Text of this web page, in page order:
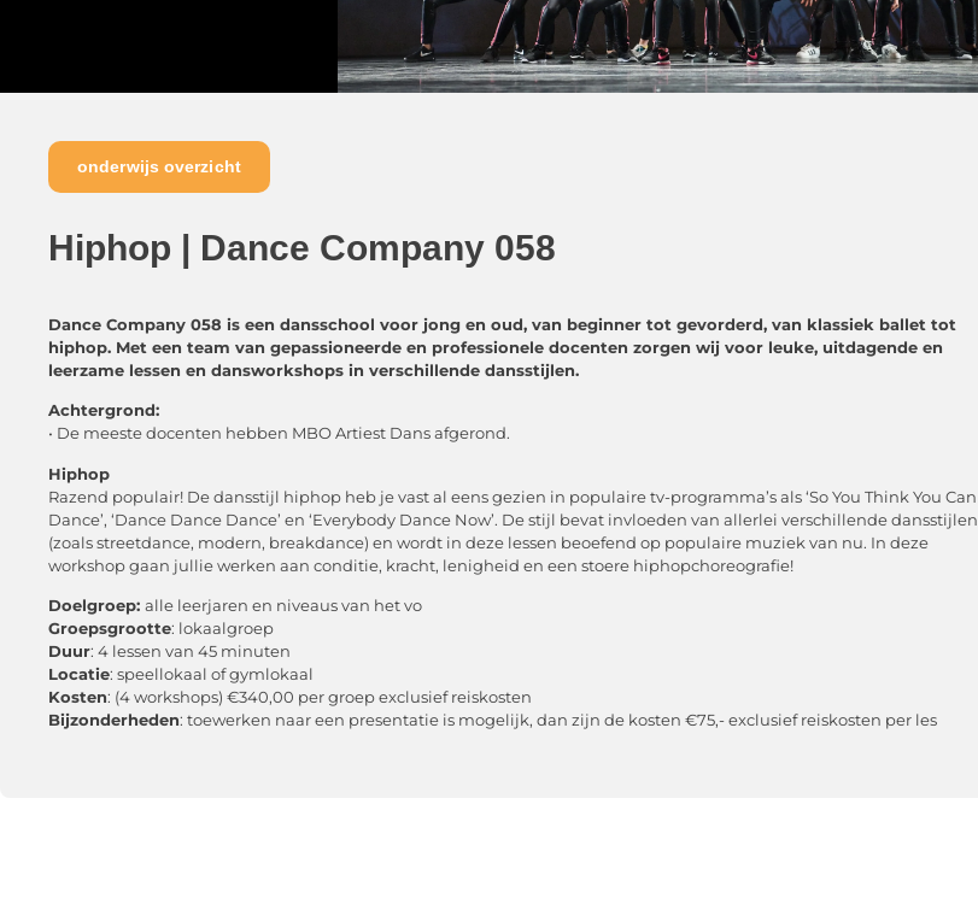
onderwijs overzicht
Hiphop | Dance Company 058
Dance Company 058 is een dansschool voor jong en oud, van beginner tot gevorderd, van klassiek ballet tot
hiphop. Met een team van gepassioneerde en professionele docenten zorgen wij voor leuke, uitdagende en
leerzame lessen en dansworkshops in verschillende dansstijlen.
Achtergrond:
• De meeste docenten hebben MBO Artiest Dans afgerond.
Hiphop
Razend populair! De dansstijl hiphop heb je vast al eens gezien in populaire tv-programma’s als ‘So You Think You Can
Dance’, ‘Dance Dance Dance’ en ‘Everybody Dance Now’. De stijl bevat invloeden van allerlei verschillende dansstijlen
(zoals streetdance, modern, breakdance) en wordt in deze lessen beoefend op populaire muziek van nu. In deze
workshop gaan jullie werken aan conditie, kracht, lenigheid en een stoere hiphopchoreografie!
Doelgroep: alle leerjaren en niveaus van het vo
Groepsgrootte: lokaalgroep
Duur: 4 lessen van 45 minuten
Locatie: speellokaal of gymlokaal
Kosten: (4 workshops) €340,00 per groep exclusief reiskosten
Bijzonderheden: toewerken naar een presentatie is mogelijk, dan zijn de kosten €75,- exclusief reiskosten per les